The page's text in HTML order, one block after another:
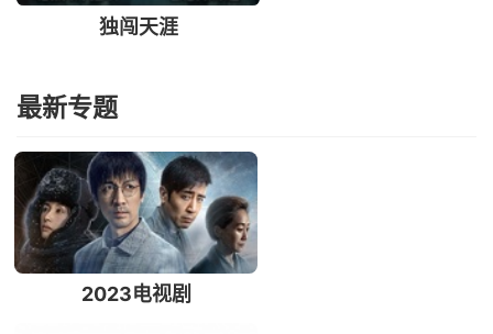
独闯天涯
最新专题
2023电视剧